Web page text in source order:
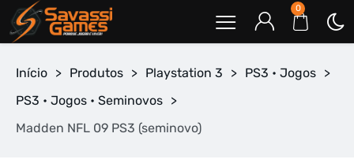
0
Início > Produtos > Playstation 3 > PS3 • Jogos >
PS3 • Jogos • Seminovos >
Madden NFL 09 PS3 (seminovo)